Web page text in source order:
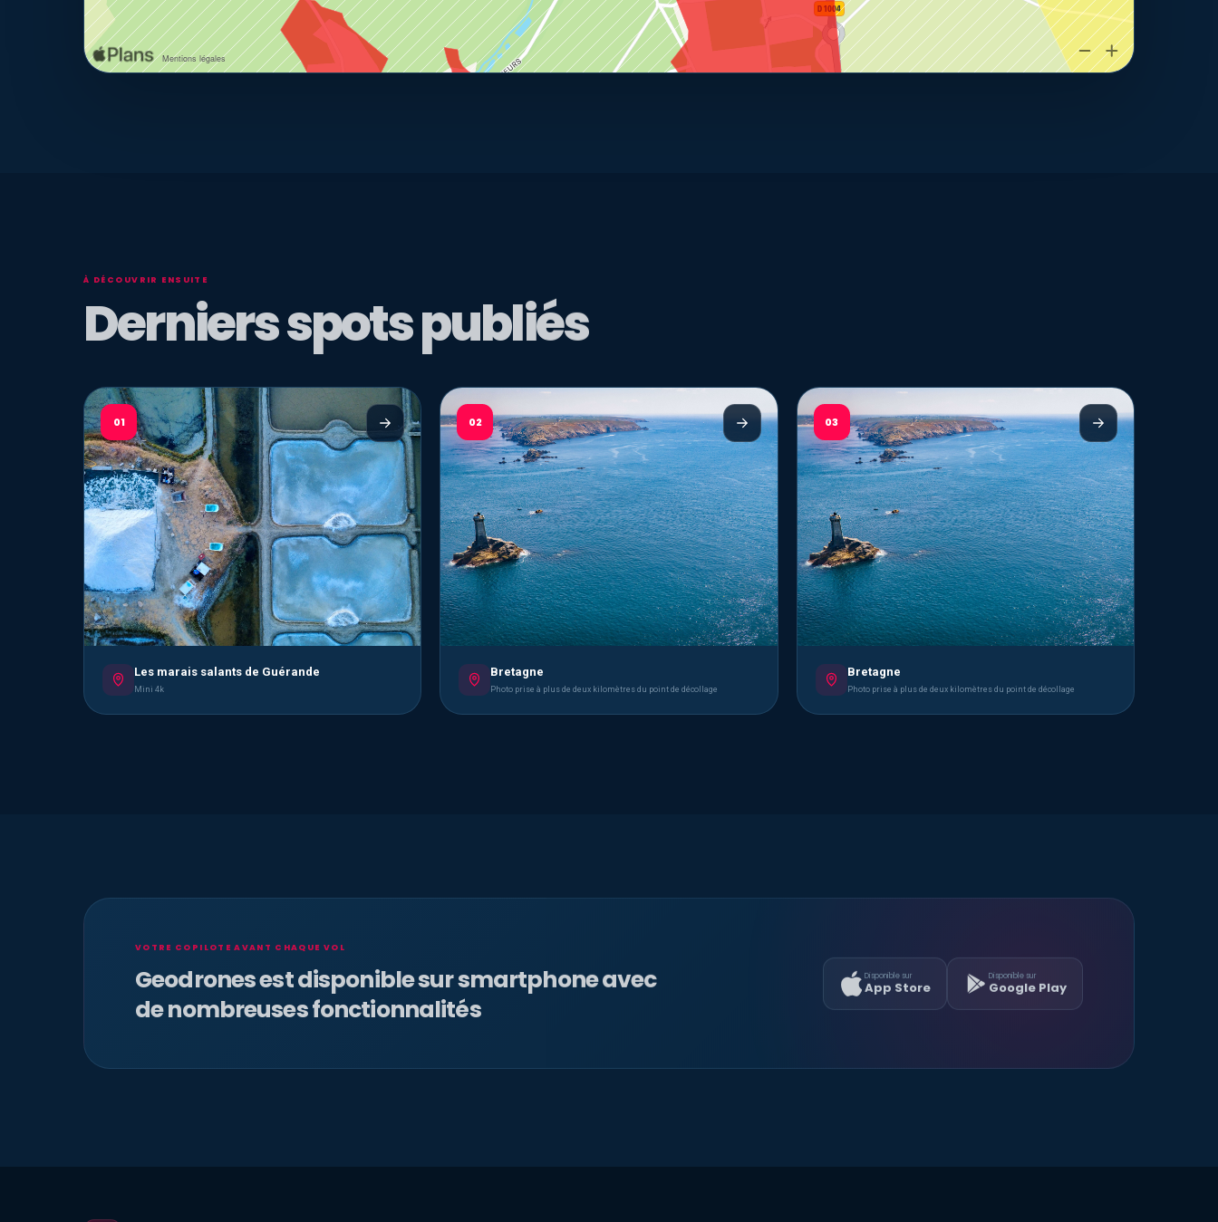
À DÉCOUVRIR ENSUITE
Derniers spots publiés
01
Les marais salants de Guérande
Mini 4k
02
Bretagne
Photo prise à plus de deux kilomètres du point de décollage
03
Bretagne
Photo prise à plus de deux kilomètres du point de décollage
VOTRE COPILOTE AVANT CHAQUE VOL
Geodrones est disponible sur smartphone avec
de nombreuses fonctionnalités
Disponible sur
App Store
Disponible sur
Google Play